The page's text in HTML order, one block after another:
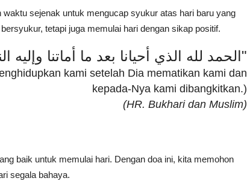
sejenak untuk mengucap syukur atas hari baru yang
tetapi juga memulai hari dengan sikap positif.
"الحمد لله الذي أحيانا بعد ما أماتنا وإليه النشور"
kami setelah Dia mematikan kami dan
kepada-Nya kami dibangkitkan.)
(HR. Bukhari dan Muslim)
baik untuk memulai hari. Dengan doa ini, kita memohon
segala bahaya.
dalil Al-
Yusphan November 24, 2025 0